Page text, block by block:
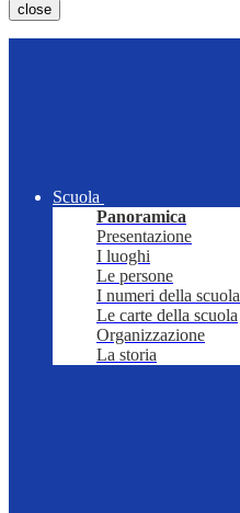
close
Scuola
Panoramica
Presentazione
I luoghi
Le persone
I numeri della scuola
Le carte della scuola
Organizzazione
La storia